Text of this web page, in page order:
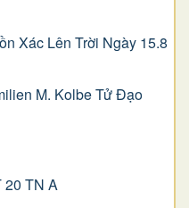
Xác Lên Trời Ngày 15.8
M. Kolbe Tử Đạo
20 TN A